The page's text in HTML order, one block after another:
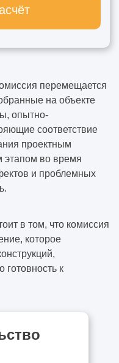
перемещается
на объекте
опытно-
соответствие
проектным
во время
и проблемных
в том, что комиссия
которое
к